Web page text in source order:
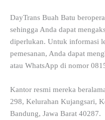
DayTrans Buah Batu
sehingga Anda dapat
diperlukan. Untuk informasi
pemesanan, Anda dapat
atau WhatsApp di nomor
Kantor resmi mereka
298, Kelurahan Kujangsari,
Bandung, Jawa Barat 40287.